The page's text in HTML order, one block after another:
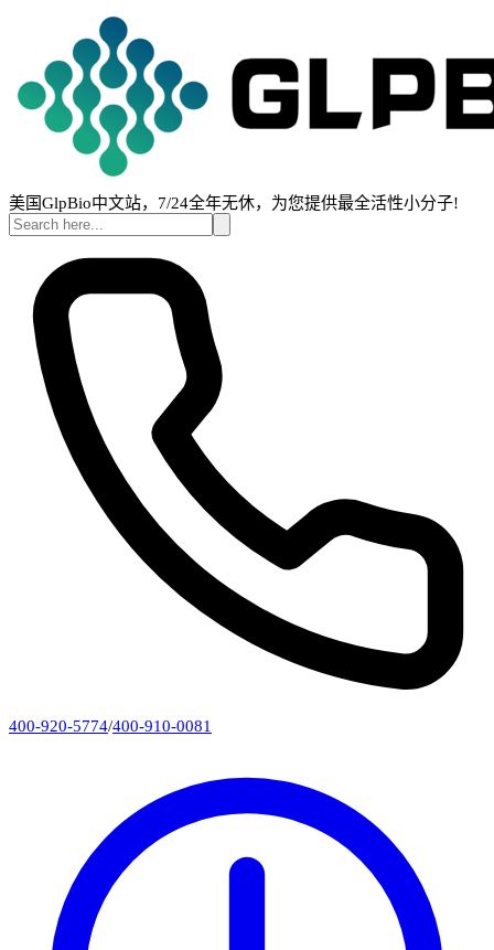
美国GlpBio中文站，7/24全年无休，为您提供最全活性小分子!
400-920-5774/400-910-0081